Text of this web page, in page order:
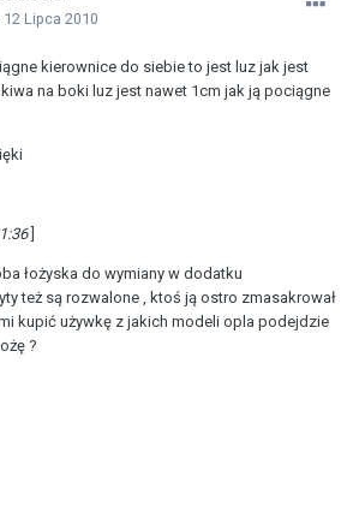
12 Lipca 2010
kierownice do siebie to jest luz jak jest
na boki luz jest nawet 1cm jak ją pociągne
]
łożyska do wymiany w dodatku
też są rozwalone , ktoś ją ostro zmasakrował
kupić używkę z jakich modeli opla podejdzie
?